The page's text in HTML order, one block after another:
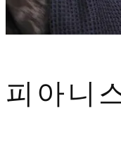
피아니